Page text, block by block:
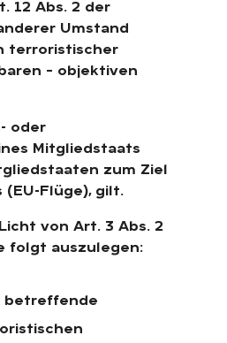
12 Abs. 2 der
Umstand
terroristischer
– objektiven
oder
Mitgliedstaats
zum Ziel
Flüge), gilt.
von Art. 3 Abs. 2
folgt auszulegen:
betreffende